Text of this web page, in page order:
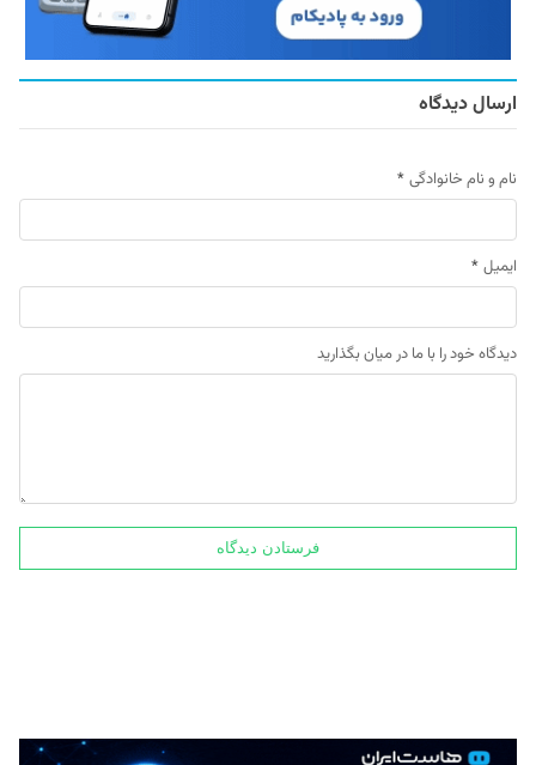
ارسال دیدگاه
نام و نام خانوادگی *
ایمیل *
دیدگاه خود را با ما در میان بگذارید